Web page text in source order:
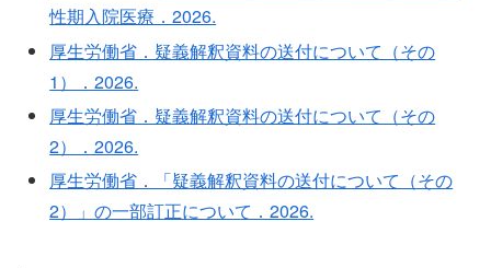
性期入院医療．2026.
厚生労働省．疑義解釈資料の送付について（その
1）．2026.
厚生労働省．疑義解釈資料の送付について（その
2）．2026.
厚生労働省．「疑義解釈資料の送付について（その
2）」の一部訂正について．2026.